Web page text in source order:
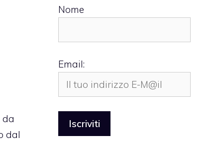
da
dal
Nome
Email: